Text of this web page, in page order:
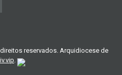
reservados. Arquidiocese de